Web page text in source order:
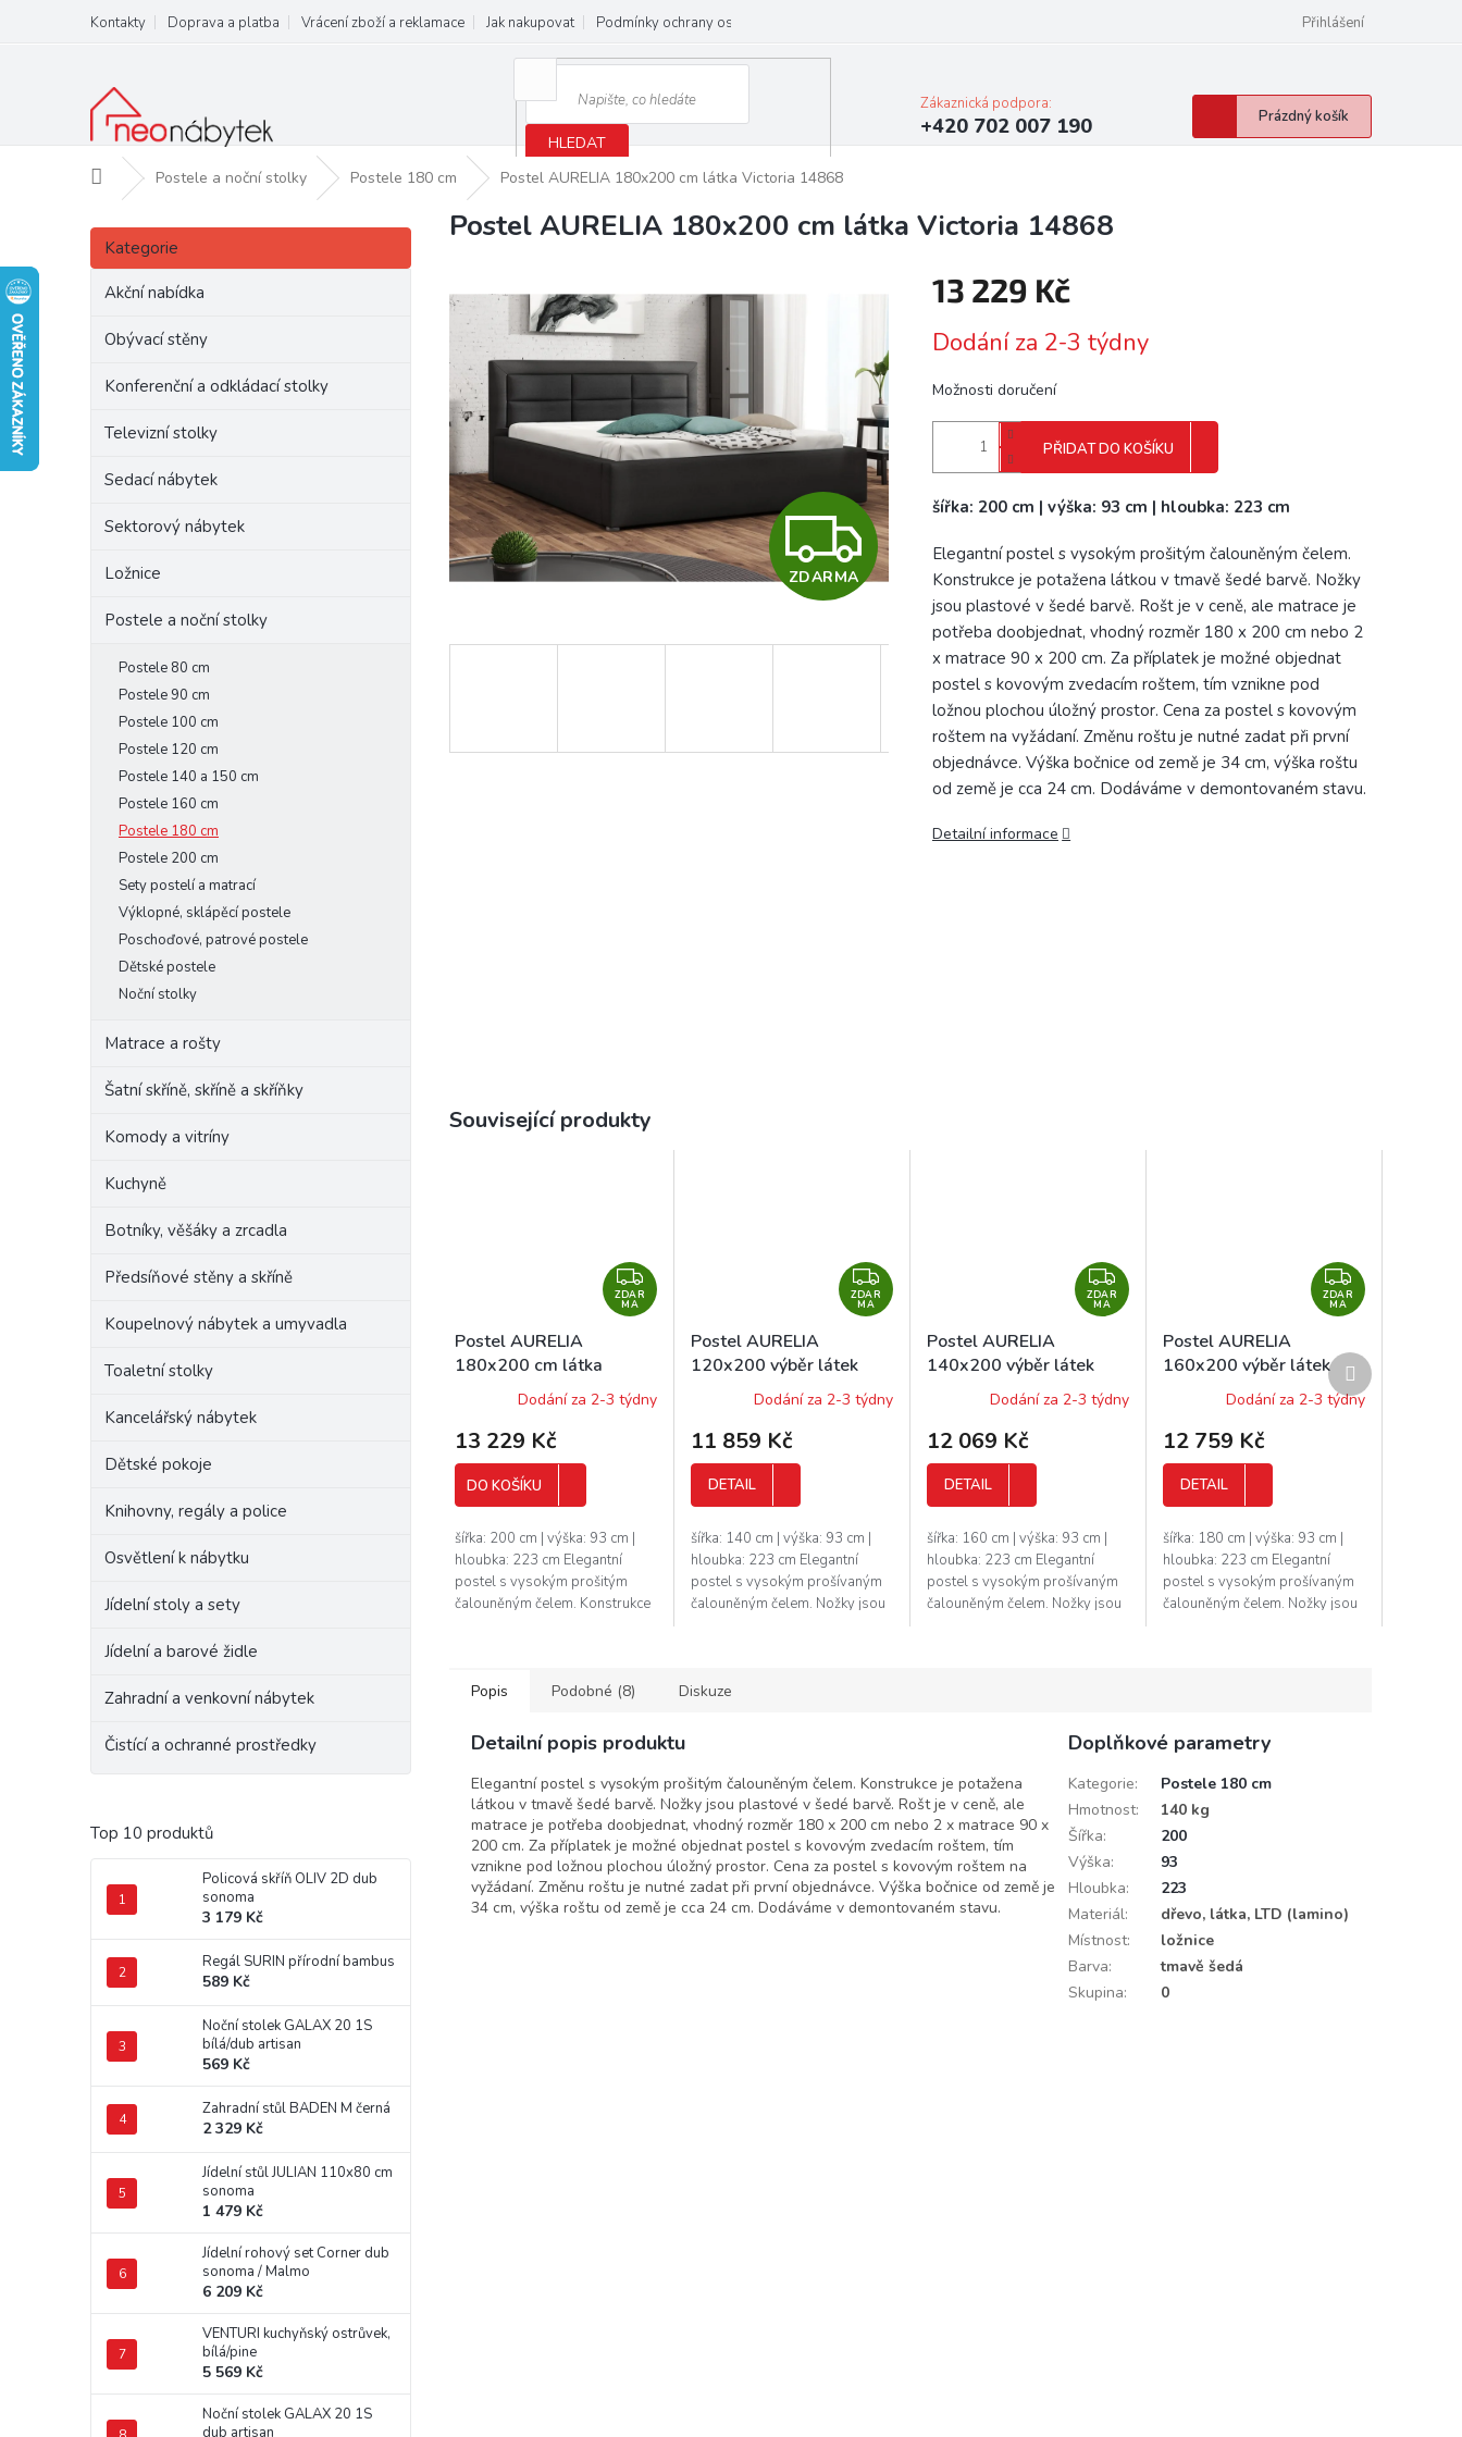
obsah
Kontakty Doprava a platba Vrácení zboží a reklamace Jak nakupovat Podmínky ochrany osobních údajů Přihlášení
HLEDAT
Zákaznická podpora:
+420 702 007 190
Nákupní
košík
Prázdný košík
Domů Postele a noční stolky Postele 180 cm Postel AURELIA 180x200 cm látka Victoria 14868
P
s
Přeskočit
kategorie
Kategorie
Akční nabídka
Obývací stěny
Konferenční a odkládací stolky
Televizní stolky
Sedací nábytek
Sektorový nábytek
Ložnice
Postele a noční stolky
Postele 80 cm
Postele 90 cm
Postele 100 cm
Postele 120 cm
Postele 140 a 150 cm
Postele 160 cm
Postele 180 cm
Postele 200 cm
Sety postelí a matrací
Výklopné, sklápěcí postele
Poschoďové, patrové postele
Dětské postele
Noční stolky
Matrace a rošty
Šatní skříně, skříně a skříňky
Komody a vitríny
Kuchyně
Botníky, věšáky a zrcadla
Předsíňové stěny a skříně
Koupelnový nábytek a umyvadla
Toaletní stolky
Kancelářský nábytek
Dětské pokoje
Knihovny, regály a police
Osvětlení k nábytku
Jídelní stoly a sety
Jídelní a barové židle
Zahradní a venkovní nábytek
Čistící a ochranné prostředky
Top 10 produktů
Policová skříň OLIV 2D dub
sonoma
3 179 Kč
Regál SURIN přírodní bambus
589 Kč
Noční stolek GALAX 20 1S
bílá/dub artisan
569 Kč
Zahradní stůl BADEN M černá
2 329 Kč
Jídelní stůl JULIAN 110x80 cm
sonoma
1 479 Kč
Jídelní rohový set Corner dub
sonoma / Malmo
6 209 Kč
VENTURI kuchyňský ostrůvek,
bílá/pine
5 569 Kč
Noční stolek GALAX 20 1S
dub artisan
Postel AURELIA 180x200 cm látka Victoria 14868
Z
R
ZDARMA
13 229 Kč
cena:
Dodání za 2-3 týdny
Možnosti doručení
PŘIDAT DO KOŠÍKU
šířka: 200 cm | výška: 93 cm | hloubka: 223 cm
Elegantní postel s vysokým prošitým čalouněným čelem.
Konstrukce je potažena látkou v tmavě šedé barvě. Nožky
jsou plastové v šedé barvě. Rošt je v ceně, ale matrace je
potřeba doobjednat, vhodný rozměr 180 x 200 cm nebo 2
x matrace 90 x 200 cm. Za příplatek je možné objednat
postel s kovovým zvedacím roštem, tím vznikne pod
ložnou plochou úložný prostor. Cena za postel s kovovým
roštem na vyžádaní. Změnu roštu je nutné zadat při první
objednávce. Výška bočnice od země je 34 cm, výška roštu
od země je cca 24 cm. Dodáváme v demontovaném stavu.
Detailní informace
Související produkty
Z
D
A
ZDAR
MA
Postel AURELIA
180x200 cm látka
Victoria 14866Dodání za 2-3 týdny
13 229 Kč
DO KOŠÍKU
šířka: 200 cm | výška: 93 cm |
hloubka: 223 cm Elegantní
postel s vysokým prošitým
čalouněným čelem. Konstrukce
Z
D
A
ZDAR
MA
Postel AURELIA
120x200 výběr látek
Dodání za 2-3 týdny
11 859 Kč
DETAIL
šířka: 140 cm | výška: 93 cm |
hloubka: 223 cm Elegantní
postel s vysokým prošívaným
čalouněným čelem. Nožky jsou
Z
D
A
ZDAR
MA
Postel AURELIA
140x200 výběr látek
Dodání za 2-3 týdny
12 069 Kč
DETAIL
šířka: 160 cm | výška: 93 cm |
hloubka: 223 cm Elegantní
postel s vysokým prošívaným
čalouněným čelem. Nožky jsou
Z
D
R
M
A
ZDAR
MA
Postel AURELIA
160x200 výběr látek
Dodání za 2-3 týdny
12 759 Kč
DETAIL
šířka: 180 cm | výška: 93 cm |
hloubka: 223 cm Elegantní
postel s vysokým prošívaným
čalouněným čelem. Nožky jsou
Další
produkt
Popis Podobné (8) Diskuze
Detailní popis produktu
Elegantní postel s vysokým prošitým čalouněným čelem. Konstrukce je potažena
látkou v tmavě šedé barvě. Nožky jsou plastové v šedé barvě. Rošt je v ceně, ale
matrace je potřeba doobjednat, vhodný rozměr 180 x 200 cm nebo 2 x matrace 90 x
200 cm. Za příplatek je možné objednat postel s kovovým zvedacím roštem, tím
vznikne pod ložnou plochou úložný prostor. Cena za postel s kovovým roštem na
vyžádaní. Změnu roštu je nutné zadat při první objednávce. Výška bočnice od země je
34 cm, výška roštu od země je cca 24 cm. Dodáváme v demontovaném stavu.
Doplňkové parametry
Kategorie:
Postele 180 cm
Hmotnost:
140 kg
Šířka:
200
Výška:
93
Hloubka:
223
Materiál:
dřevo, látka, LTD (lamino)
Místnost:
ložnice
Barva:
tmavě šedá
Skupina: 0